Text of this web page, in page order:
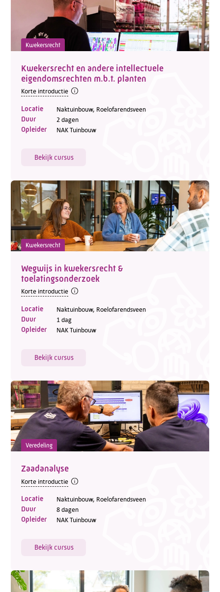
Kwekersrecht
Kwekersrecht en andere intellectuele
eigendomsrechten m.b.t. planten
Korte introductie
Locatie Naktuinbouw, Roelofarendsveen
Duur 2 dagen
Opleider NAK Tuinbouw
Bekijk cursus
Kwekersrecht
Wegwijs in kwekersrecht &
toelatingsonderzoek
Korte introductie
Locatie Naktuinbouw, Roelofarendsveen
Duur 1 dag
Opleider NAK Tuinbouw
Bekijk cursus
Veredeling
Zaadanalyse
Korte introductie
Locatie Naktuinbouw, Roelofarendsveen
Duur 8 dagen
Opleider NAK Tuinbouw
Bekijk cursus